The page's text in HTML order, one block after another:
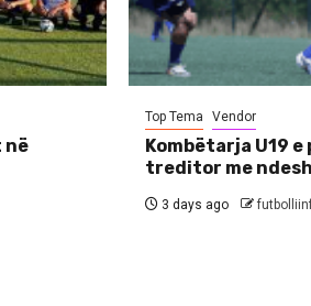
në
Top Tema Vendor
Kombëtarja U19
treditor me
3 days ago